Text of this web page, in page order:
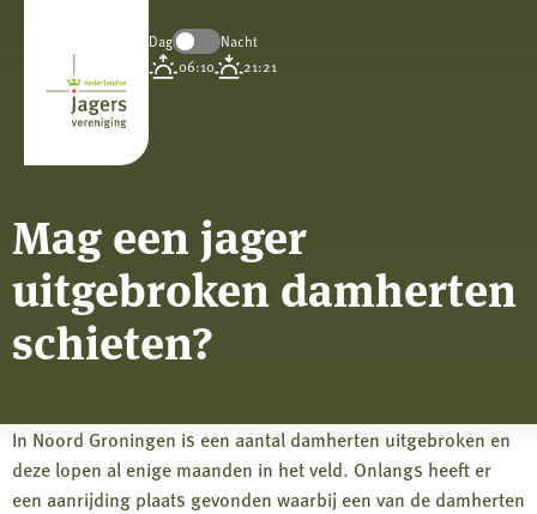
Koninklijke
Nederlandse
Jagersvereniging
Dag
Nacht
06:10
21:21
Mag een jager
uitgebroken damherten
schieten?
In Noord Groningen is een aantal damherten uitgebroken en
deze lopen al enige maanden in het veld. Onlangs heeft er
een aanrijding plaats gevonden waarbij een van de damherten